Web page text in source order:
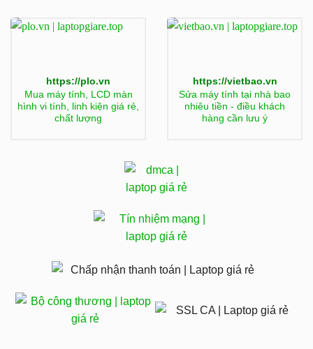
https://plo.vn
Mua máy tính, LCD màn
hình vi tính, linh kiện giá rẻ,
chất lượng
https://vietbao.vn
Sửa máy tính tại nhà bao
nhiêu tiền - điều khách
hàng cần lưu ý